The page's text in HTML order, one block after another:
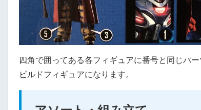
四角で囲ってある各フィギュアに番号と同じパ
ビルドフィギュアになります。